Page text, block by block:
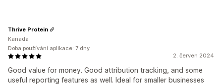
2. červen 2024
Good value for money. Good attribution tracking, and some
useful reporting features as well. Ideal for smaller businesses
Thrive Protein
Kanada
Doba používání aplikace: 7 dny